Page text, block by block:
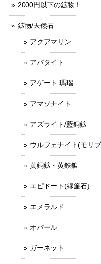
2000円以下の鉱物！
鉱物/天然石
アクアマリン
アパタイト
アゲート 瑪瑙
アマゾナイト
アズライト/藍銅鉱
ウルフェナイト(モリ
黄銅鉱・黄鉄鉱
エピドート(緑簾石)
エメラルド
オパール
ガーネット